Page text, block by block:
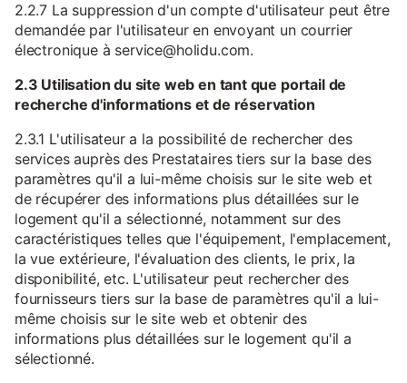
2.2.7 La suppression d'un compte d'utilisateur peut être
demandée par l'utilisateur en envoyant un courrier
électronique à service@holidu.com.
2.3 Utilisation du site web en tant que portail de
recherche d'informations et de réservation
2.3.1 L'utilisateur a la possibilité de rechercher des
services auprès des Prestataires tiers sur la base des
paramètres qu'il a lui-même choisis sur le site web et
de récupérer des informations plus détaillées sur le
logement qu'il a sélectionné, notamment sur des
caractéristiques telles que l'équipement, l'emplacement,
la vue extérieure, l'évaluation des clients, le prix, la
disponibilité, etc. L'utilisateur peut rechercher des
fournisseurs tiers sur la base de paramètres qu'il a lui-
même choisis sur le site web et obtenir des
informations plus détaillées sur le logement qu'il a
sélectionné.